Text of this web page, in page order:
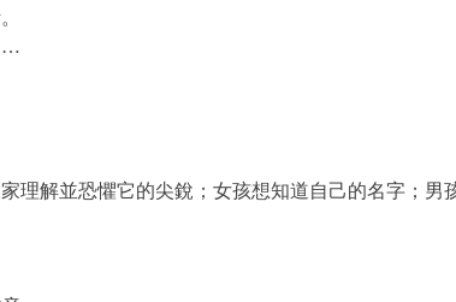
理解並恐懼它的尖銳；女孩想知道自己的名字；男